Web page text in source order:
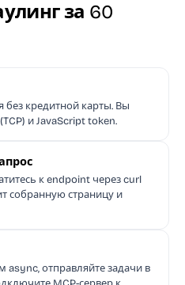
за 60
без кредитной карты. Вы
и JavaScript token.
к endpoint через curl
собранную страницу и
отправляйте задачи в